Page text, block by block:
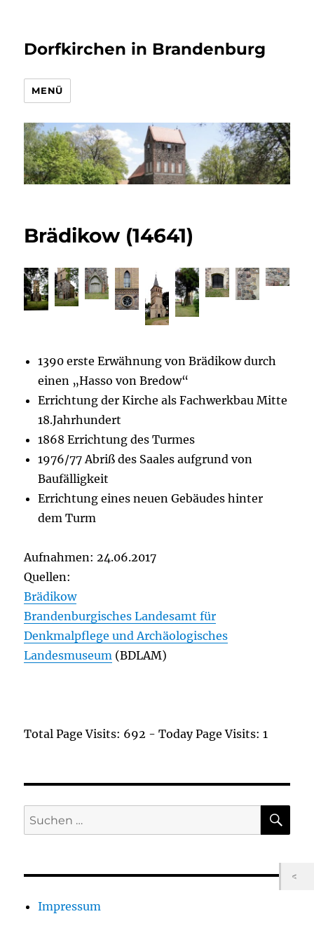
Dorfkirchen in Brandenburg
MENÜ
Brädikow (14641)
1390 erste Erwähnung von Brädikow durch
einen „Hasso von Bredow“
Errichtung der Kirche als Fachwerkbau Mitte
18.Jahrhundert
1868 Errichtung des Turmes
1976/77 Abriß des Saales aufgrund von
Baufälligkeit
Errichtung eines neuen Gebäudes hinter
dem Turm
Aufnahmen: 24.06.2017
Quellen:
Brädikow
Brandenburgisches Landesamt für
Denkmalpflege und Archäologisches
Landesmuseum (BDLAM)
Total Page Visits: 692 - Today Page Visits: 1
Suchen
nach:
Impressum